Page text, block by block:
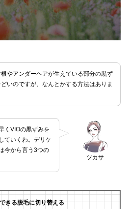
根やアンダーヘアが生えている部分の黒ず
いのですが、なんとかする方法はありま
ツカサ
くVIOの黒ずみを
ていくわ。デリケ
今から言う3つの
きる脱毛に切り替える